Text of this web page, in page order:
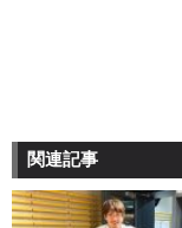
関連記事